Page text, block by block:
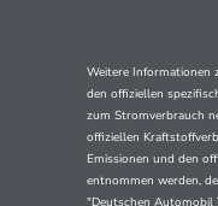
Weitere Informationen
den offiziellen
zum Stromverbrauch
offiziellen
Emissionen und den
entnommen werden,
"Deutschen Automobil